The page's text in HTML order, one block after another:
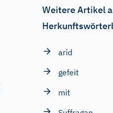
Weitere Artikel
arid
gefeit
mit